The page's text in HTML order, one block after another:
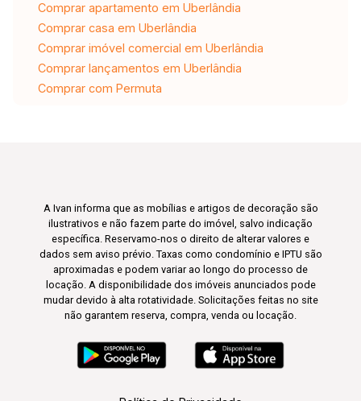
Comprar apartamento em Uberlândia
Comprar casa em Uberlândia
Comprar imóvel comercial em Uberlândia
Comprar lançamentos em Uberlândia
Comprar com Permuta
A Ivan informa que as mobílias e artigos de decoração são
ilustrativos e não fazem parte do imóvel, salvo indicação
específica. Reservamo-nos o direito de alterar valores e
dados sem aviso prévio. Taxas como condomínio e IPTU são
aproximadas e podem variar ao longo do processo de
locação. A disponibilidade dos imóveis anunciados pode
mudar devido à alta rotatividade. Solicitações feitas no site
não garantem reserva, compra, venda ou locação.